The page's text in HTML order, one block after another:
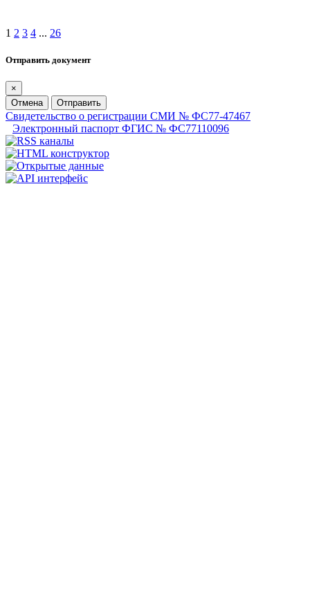
1 2 3 4 ... 26
Отправить документ
×
Отмена
Отправить
Свидетельство о регистрации СМИ № ФС77-47467
Электронный паспорт ФГИС № ФС77110096